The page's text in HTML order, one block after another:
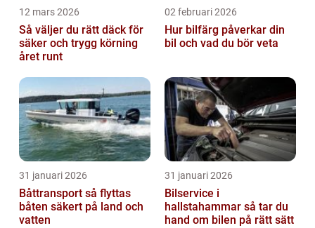
12 mars 2026
Så väljer du rätt däck för
säker och trygg körning
året runt
02 februari 2026
Hur bilfärg påverkar din
bil och vad du bör veta
31 januari 2026
Båttransport så flyttas
båten säkert på land och
vatten
31 januari 2026
Bilservice i
hallstahammar så tar du
hand om bilen på rätt sätt